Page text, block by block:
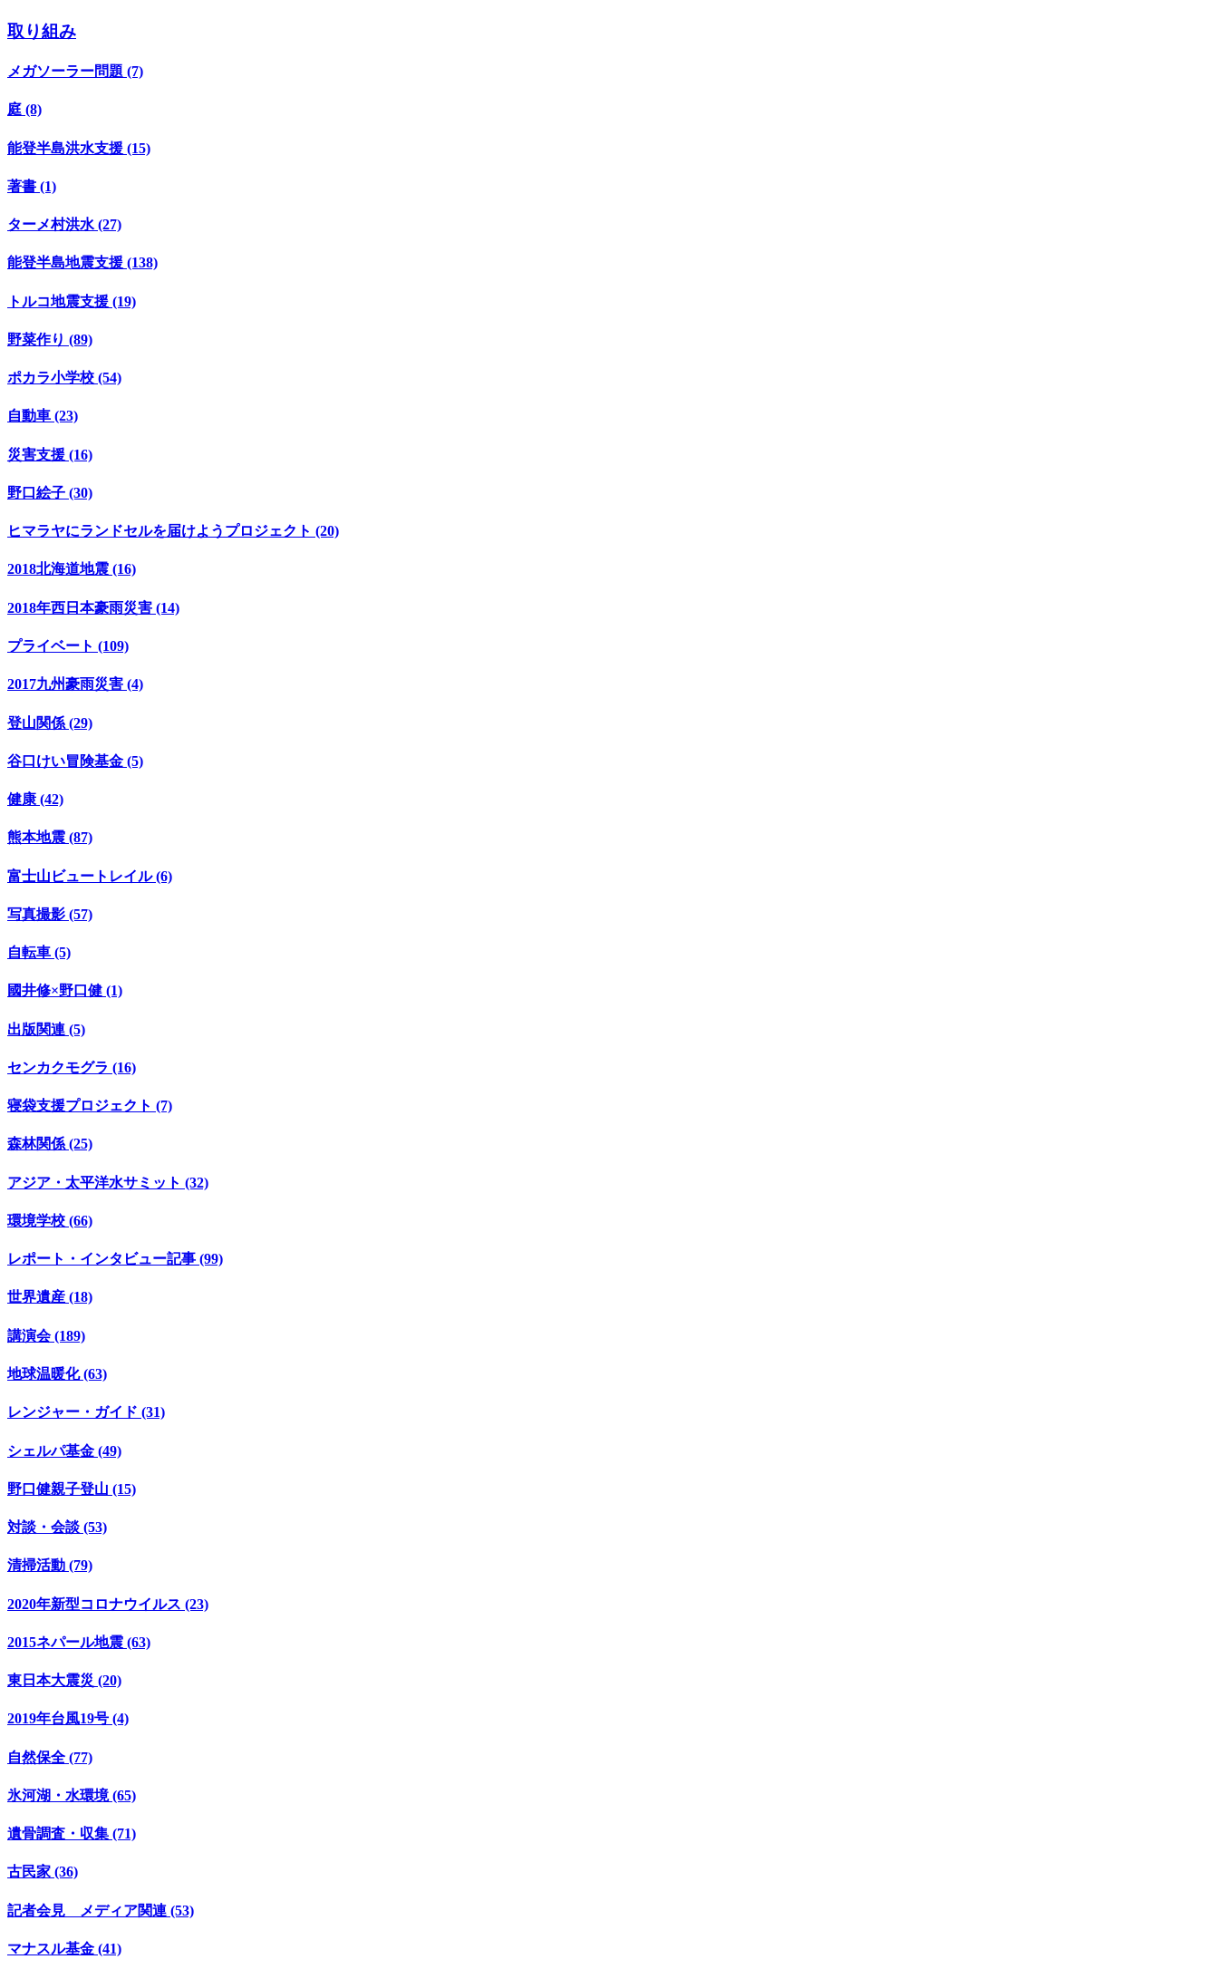
取り組み
メガソーラー問題 (7)
庭 (8)
能登半島洪水支援 (15)
著書 (1)
ターメ村洪水 (27)
能登半島地震支援 (138)
トルコ地震支援 (19)
野菜作り (89)
ポカラ小学校 (54)
自動車 (23)
災害支援 (16)
野口絵子 (30)
ヒマラヤにランドセルを届けようプロジェクト (20)
2018北海道地震 (16)
2018年西日本豪雨災害 (14)
プライベート (109)
2017九州豪雨災害 (4)
登山関係 (29)
谷口けい冒険基金 (5)
健康 (42)
熊本地震 (87)
富士山ビュートレイル (6)
写真撮影 (57)
自転車 (5)
國井修×野口健 (1)
出版関連 (5)
センカクモグラ (16)
寝袋支援プロジェクト (7)
森林関係 (25)
アジア・太平洋水サミット (32)
環境学校 (66)
レポート・インタビュー記事 (99)
世界遺産 (18)
講演会 (189)
地球温暖化 (63)
レンジャー・ガイド (31)
シェルパ基金 (49)
野口健親子登山 (15)
対談・会談 (53)
清掃活動 (79)
2020年新型コロナウイルス (23)
2015ネパール地震 (63)
東日本大震災 (20)
2019年台風19号 (4)
自然保全 (77)
氷河湖・水環境 (65)
遺骨調査・収集 (71)
古民家 (36)
記者会見 メディア関連 (53)
マナスル基金 (41)